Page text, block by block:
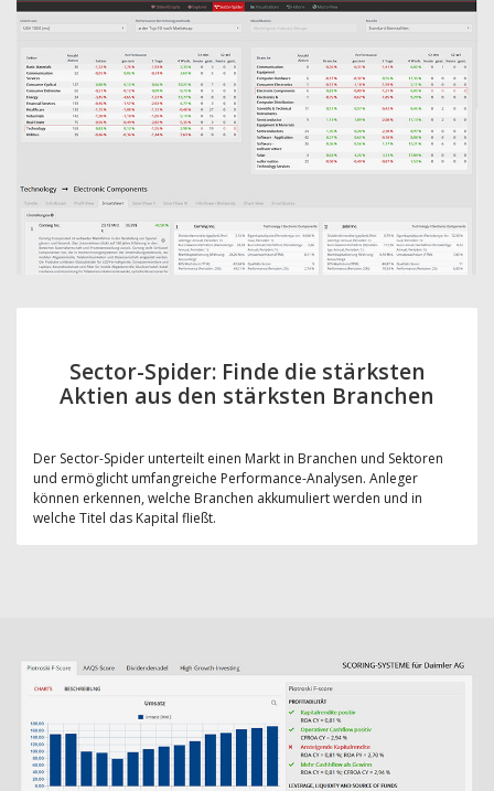
Sector-Spider: Finde die stärksten
Aktien aus den stärksten Branchen
Der Sector-Spider unterteilt einen Markt in Branchen und Sektoren
und ermöglicht umfangreiche Performance-Analysen. Anleger
können erkennen, welche Branchen akkumuliert werden und in
welche Titel das Kapital fließt.